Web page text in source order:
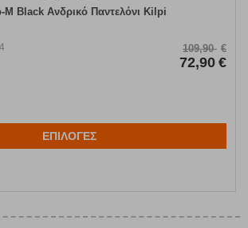
M Black Ανδρικό Παντελόνι Kilpi
109,90 €
72,90 €
ΕΠΙΛΟΓΕΣ